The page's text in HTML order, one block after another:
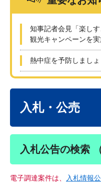
知事記者会見「楽し
観光キャンペーンを
熱中症を予防しましょ
入札・公売
入札公告の検索
電子調達案件は、 入札情報